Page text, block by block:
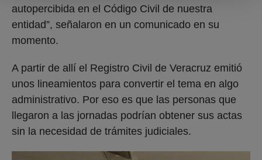
autopercibida en el Código Civil de nuestra
entidad”, señalaron en un comunicado en su
momento.
A partir de allí el Registro Civil de Veracruz emitió
unos lineamientos para convertir el tema en algo
administrativo. Por eso es que las personas que
llegaron a las jornadas podrían obtener sus actas
sin la necesidad de trámites judiciales.